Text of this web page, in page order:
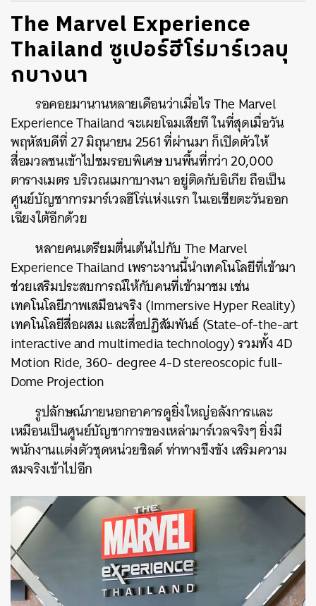
The Marvel Experience
Thailand ซูเปอร์ฮีโร่มาร์เวลบุ
กบางนา
รอคอยมานานหลายเดือนว่าเมื่อไรThe Marvel
ExperienceThailand จะเผยโฉมเสียที ในที่สุดเมื่อวัน
พฤหัสบดีที่ 27 มิถุนายน 2561 ที่ผ่านมา ก็เปิดตัวให้
สื่อมวลชนเข้าไปชมรอบพิเศษ บนพื้นที่กว่า 20,000
ตารางเมตร บริเวณเมกาบางนา อยู่ติดกับอิเกีย ถือเป็น
ศูนย์บัญชาการมาร์เวลฮีโร่แห่งแรก ในเอเชียตะวันออก
เฉียงใต้อีกด้วย
หลายคนเตรียมตื่นเต้นไปกับ The Marvel
ExperienceThailand เพราะงานนี้นำเทคโนโลยีที่เข้ามา
ช่วยเสริมประสบการณ์ให้กับคนที่เข้ามาชม เช่น
เทคโนโลยีภาพเสมือนจริง (Immersive Hyper Reality)
เทคโนโลยีสื่อผสม และสื่อปฏิสัมพันธ์ (State-of-the-art
interactive and multimedia technology) รวมทั้ง 4D
Motion Ride, 360- degree 4-D stereoscopic full-
Dome Projection
รูปลักษณ์ภายนอกอาคารดูยิ่งใหญ่อลังการและ
เหมือนเป็นศูนย์บัญชาการของเหล่ามาร์เวลจริงๆ ยิ่งมี
พนักงานแต่งตัวชุดหน่วยชิลด์ ท่าทางขึงขัง เสริมความ
สมจริงเข้าไปอีก